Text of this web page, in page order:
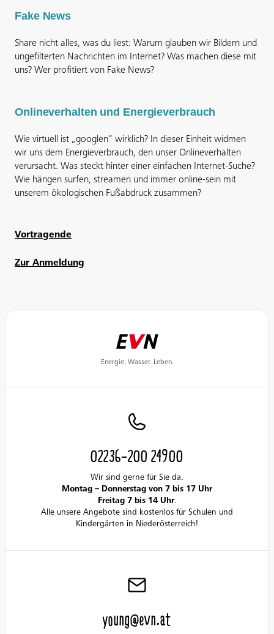
Fake News
Share nicht alles, was du liest: Warum glauben wir Bildern und
ungefilterten Nachrichten im Internet? Was machen diese mit
uns? Wer profitiert von Fake News?
Onlineverhalten und Energieverbrauch
Wie virtuell ist „googlen“ wirklich? In dieser Einheit widmen
wir uns dem Energieverbrauch, den unser Onlineverhalten
verursacht. Was steckt hinter einer einfachen Internet-Suche?
Wie hängen surfen, streamen und immer online-sein mit
unserem ökologischen Fußabdruck zusammen?
Vortragende
Zur Anmeldung
Energie. Wasser. Leben.
young@evn.at
02236-200 24900
Wir sind gerne für Sie da.
Montag – Donnerstag von 7 bis 17 Uhr
Freitag 7 bis 14 Uhr.
Alle unsere Angebote sind kostenlos für Schulen und
Kindergärten in Niederösterreich!